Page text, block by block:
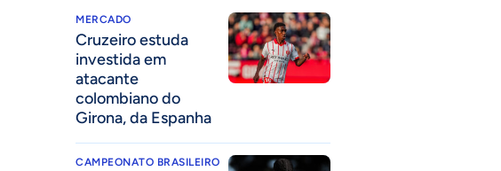
MERCADO
Cruzeiro estuda
investida em
atacante
colombiano do
Girona, da Espanha
CAMPEONATO BRASILEIRO